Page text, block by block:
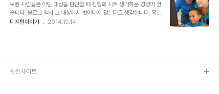
뿐 아니라 그로부터 연결되는 수많은 갖가지 분야와 소재들은 아이들
의 재능 발달과 성장을 촉진시키는 자양분이라 할 수 있습니다. 더구나
시대가 시대인 만큼 쉽게 접할 수 있는 다양한 정보와 하고자 한다면
보통 사람들은 어떤 대상을 판단할 때 정형화 시켜 생각하는 경향이 있
습니다. 블로그 역시 그 대상에서 벗어나지 않는다고 생각합니다. 혹,
블로그에 대해 어렴풋이 아시고 계셨거나 잘 모르셨다면 잠시 한번 생
요? 많이들 아시는 것처럼 블로그란 Web과 Log로 만들어진 합성어
디지털이야기 2014.10.14
관련사이트